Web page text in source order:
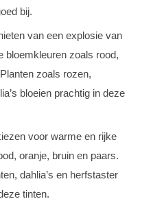
bij.
van een explosie van
bloemkleuren zoals rood,
zoals rozen,
bloeien prachtig in deze
voor warme en rijke
oranje, bruin en paars.
dahlia’s en herfstaster
tinten.